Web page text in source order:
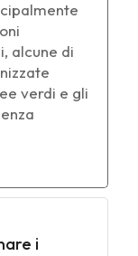
alcune di
verdi e gli
i